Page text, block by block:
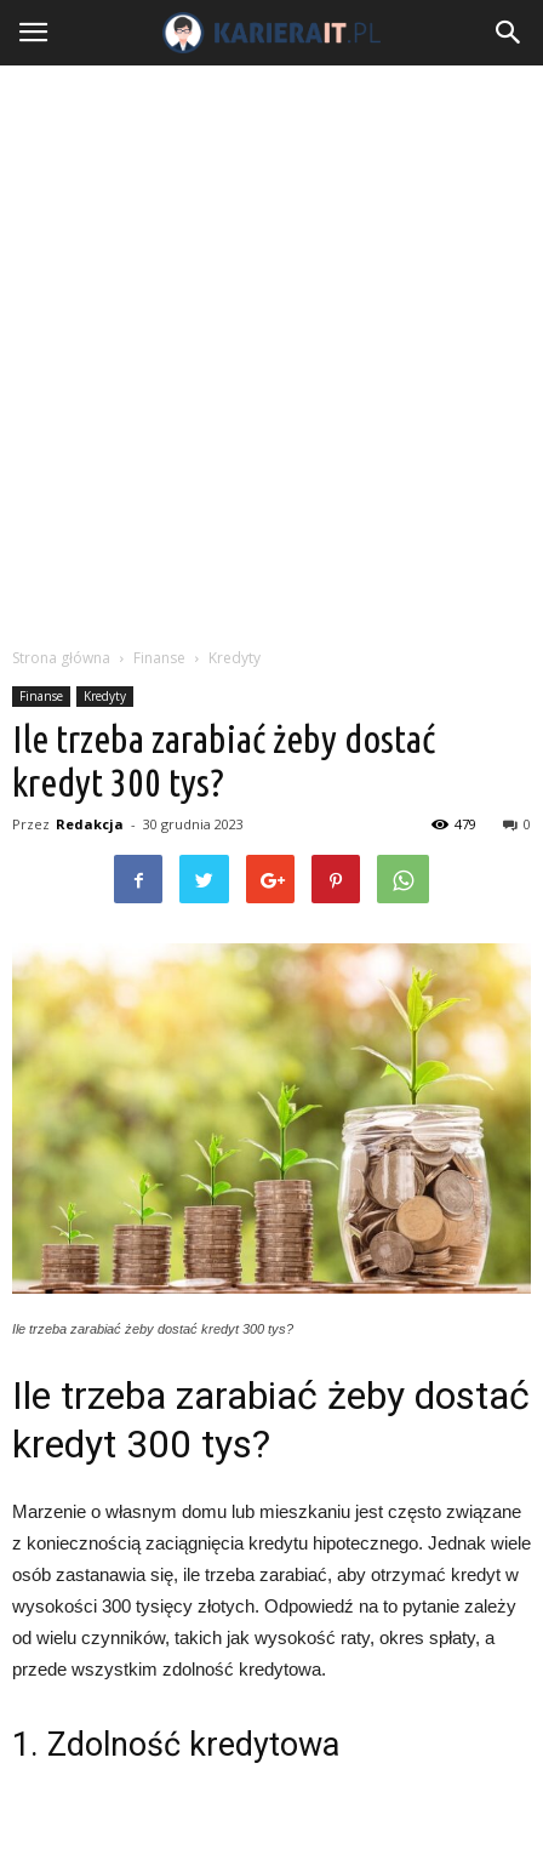
Strona główna Finanse Kredyty
Finanse Kredyty
Ile trzeba zarabiać żeby dostać
kredyt 300 tys?
Przez Redakcja - 30 grudnia 2023 0
479
Ile trzeba zarabiać żeby dostać kredyt 300 tys?
Ile trzeba zarabiać żeby dostać
kredyt 300 tys?
Marzenie o własnym domu lub mieszkaniu jest często związane
z koniecznością zaciągnięcia kredytu hipotecznego. Jednak wiele
osób zastanawia się, ile trzeba zarabiać, aby otrzymać kredyt w
wysokości 300 tysięcy złotych. Odpowiedź na to pytanie zależy
od wielu czynników, takich jak wysokość raty, okres spłaty, a
przede wszystkim zdolność kredytowa.
1. Zdolność kredytowa